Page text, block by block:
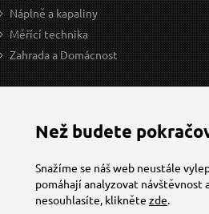
Náplně a kapaliny
Měřící technika
Zahrada a Domácnost
Než budete
Snažíme se náš web neustále
pomáhají analyzovat návštěvnost
nesouhlasíte, klikněte zde.